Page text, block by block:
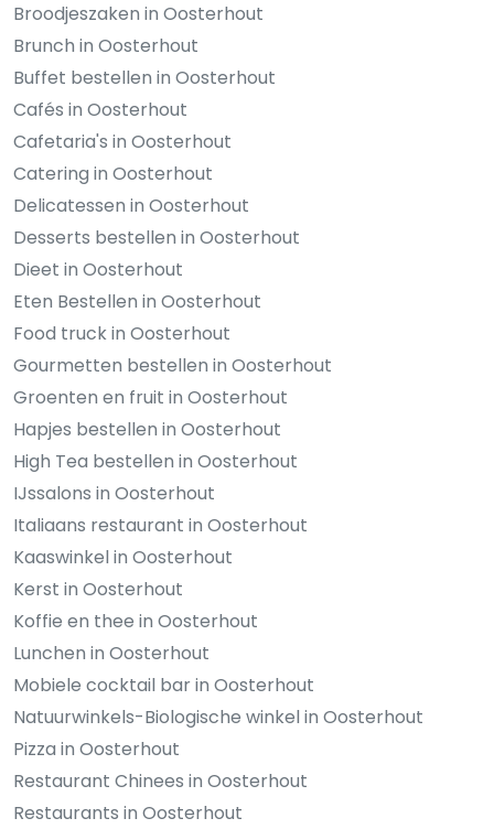
Broodjeszaken in Oosterhout
Brunch in Oosterhout
Buffet bestellen in Oosterhout
Cafés in Oosterhout
Cafetaria's in Oosterhout
Catering in Oosterhout
Delicatessen in Oosterhout
Desserts bestellen in Oosterhout
Dieet in Oosterhout
Eten Bestellen in Oosterhout
Food truck in Oosterhout
Gourmetten bestellen in Oosterhout
Groenten en fruit in Oosterhout
Hapjes bestellen in Oosterhout
High Tea bestellen in Oosterhout
IJssalons in Oosterhout
Italiaans restaurant in Oosterhout
Kaaswinkel in Oosterhout
Kerst in Oosterhout
Koffie en thee in Oosterhout
Lunchen in Oosterhout
Mobiele cocktail bar in Oosterhout
Natuurwinkels-Biologische winkel in Oosterhout
Pizza in Oosterhout
Restaurant Chinees in Oosterhout
Restaurants in Oosterhout